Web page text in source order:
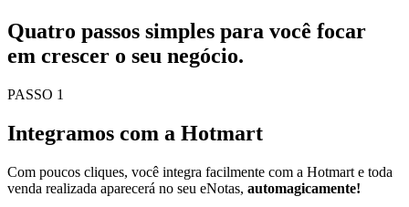
Quatro passos simples para você focar
em crescer o seu negócio.
PASSO 1
Integramos com a Hotmart
Com poucos cliques, você integra facilmente com a Hotmart e toda
venda realizada aparecerá no seu eNotas, automagicamente!